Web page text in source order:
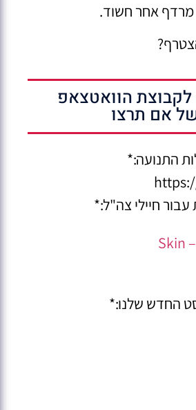
מרדף אחר חשוד.
הוואטצאפ
אם תרצו
התנועה:*
חיילי צה"ל:*
Skin
החדש שלנו:*